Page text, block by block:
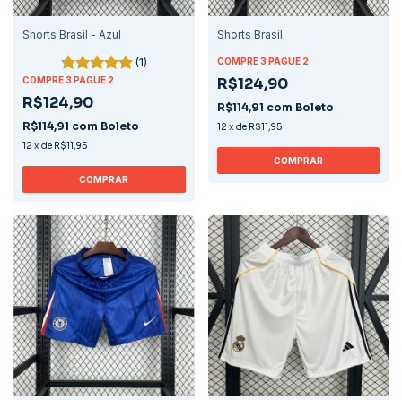
Shorts Brasil - Azul
(1)
COMPRE 3 PAGUE 2
R$124,90
R$114,91 com Boleto
12 xde R$11,95
COMPRAR
Shorts Brasil
COMPRE 3 PAGUE 2
R$124,90
R$114,91 com Boleto
12 xde R$11,95
COMPRAR